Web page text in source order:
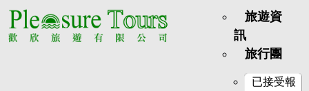
旅遊資
訊
旅行團
已接受報